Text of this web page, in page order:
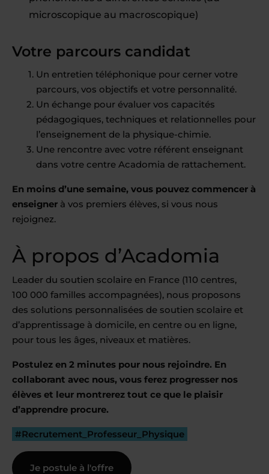
microscopique au macroscopique)
Votre parcours candidat
Un entretien téléphonique pour cerner votre
parcours, vos objectifs et votre personnalité.
Un échange pour évaluer vos capacités
pédagogiques, techniques et relationnelles pour
l’enseignement de la physique-chimie.
Une rencontre avec votre référent enseignant
dans votre centre Acadomia de rattachement.
En moins d’une semaine, vous pouvez commencer à
enseigner à vos premiers élèves, si vous nous
rejoignez.
À propos d’Acadomia
Leader du soutien scolaire en France (110 centres,
100 000 familles accompagnées), nous proposons
des solutions personnalisées de soutien scolaire et
d’apprentissage à domicile, en centre ou en ligne,
pour tous les âges, niveaux et matières.
Postulez en 2 minutes pour nous rejoindre. En
collaborant avec nous, vous ferez progresser nos
élèves et leur montrerez tout ce que le plaisir
d’apprendre procure.
#Recrutement_Professeur_Physique
Je postule à l'offre